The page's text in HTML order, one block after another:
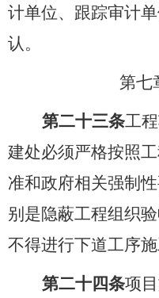
计单位、跟踪审计
认。
第七
第二十三条工
建处必须严格按照
准和政府相关强制
别是隐蔽工程组织
不得进行下道工序施
第二十四条项